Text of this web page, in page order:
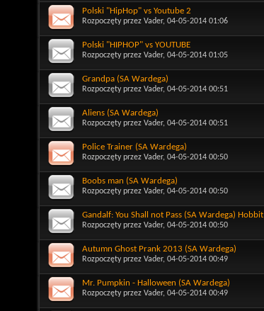
Polski "HipHop" vs Youtube 2
Rozpoczęty przez Vader, 04-05-2014 01:06
Polski "HIPHOP" vs YOUTUBE
Rozpoczęty przez Vader, 04-05-2014 01:05
Grandpa (SA Wardega)
Rozpoczęty przez Vader, 04-05-2014 00:51
Aliens (SA Wardega)
Rozpoczęty przez Vader, 04-05-2014 00:51
Police Trainer (SA Wardega)
Rozpoczęty przez Vader, 04-05-2014 00:50
Boobs man (SA Wardega)
Rozpoczęty przez Vader, 04-05-2014 00:50
Gandalf: You Shall not Pass (SA Wardega) Hobbit
Rozpoczęty przez Vader, 04-05-2014 00:50
Autumn Ghost Prank 2013 (SA Wardega)
Rozpoczęty przez Vader, 04-05-2014 00:49
Mr. Pumpkin - Halloween (SA Wardega)
Rozpoczęty przez Vader, 04-05-2014 00:49